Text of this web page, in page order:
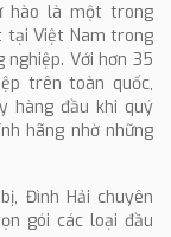
hào là một trong
tại Việt Nam trong
Với hơn 35
trên toàn quốc,
hàng đầu khi quý
hãng nhờ những
Đình Hải chuyên
gói các loại đầu